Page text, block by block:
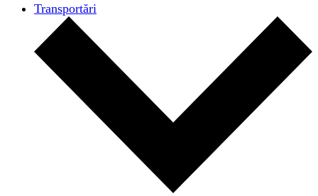
Transportări